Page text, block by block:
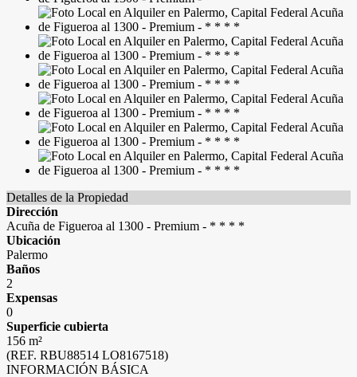
Detalles de la Propiedad
Dirección
Acuña de Figueroa al 1300 - Premium - * * * *
Ubicación
Palermo
Baños
2
Expensas
0
Superficie cubierta
156 m²
(REF. RBU88514 LO8167518)
INFORMACIÓN BÁSICA